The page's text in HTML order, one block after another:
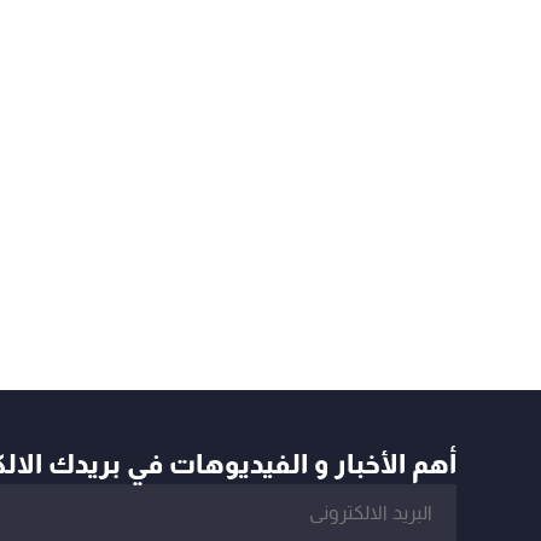
أهم الأخبار و الفيديوهات في بريدك